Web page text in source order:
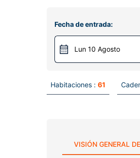
Fecha de entrada:
Lun 10 Agosto
Habitaciones : 61
VISIÓN GENERAL